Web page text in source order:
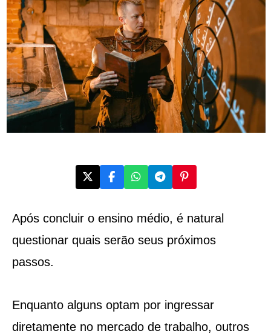
Após concluir o ensino médio, é natural
questionar quais serão seus próximos
passos.
Enquanto alguns optam por ingressar
diretamente no mercado de trabalho, outros